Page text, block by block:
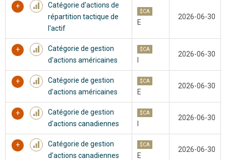
Catégorie d'actions de
répartition tactique de
l'actif
$CA
E
2026-06-30
Catégorie de gestion
d'actions américaines
$CA
2026-06-30
Catégorie de gestion
d'actions américaines
$CA
E
2026-06-30
Catégorie de gestion
d'actions canadiennes
$CA
2026-06-30
Catégorie de gestion
d'actions canadiennes
$CA
E
2026-06-30